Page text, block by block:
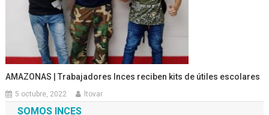
AMAZONAS | Trabajadores Inces reciben kits de útiles escolares
5 octubre, 2022 ltovar
SOMOS INCES